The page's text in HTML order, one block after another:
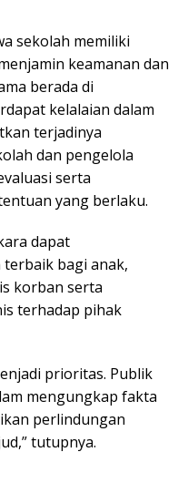
sekolah memiliki
keamanan dan
berada di
kelalaian dalam
terjadinya
dan pengelola
serta
yang berlaku.
dapat
bagi anak,
korban serta
terhadap pihak
prioritas. Publik
mengungkap fakta
perlindungan
tutupnya.